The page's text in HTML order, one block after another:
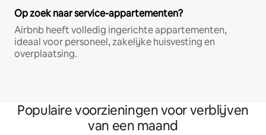
Op zoek naar service-appartementen?
Airbnb heeft volledig ingerichte appartementen,
ideaal voor personeel, zakelijke huisvesting en
overplaatsing.
Populaire voorzieningen voor verblijven
van een maand